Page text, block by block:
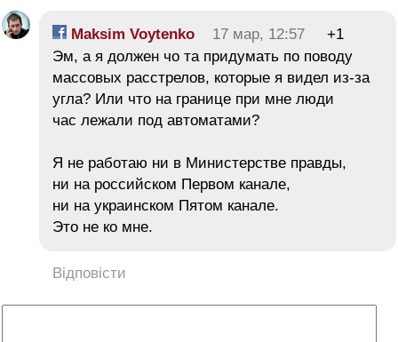
Maksim Voytenko 17 мар, 12:57
+1
Эм, а я должен чо та придумать по поводу
массовых расстрелов, которые я видел из-за
угла? Или что на границе при мне люди
час лежали под автоматами?
Я не работаю ни в Министерстве правды,
ни на российском Первом канале,
ни на украинском Пятом канале.
Это не ко мне.
Відповісти